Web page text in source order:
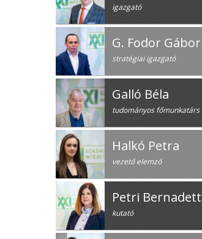
igazgató
G. Fodor Gábor
stratégiai igazgató
Galló Béla
tudományos főmunkatárs
Halkó Petra
vezető elemző
Petri Bernadett
kutató